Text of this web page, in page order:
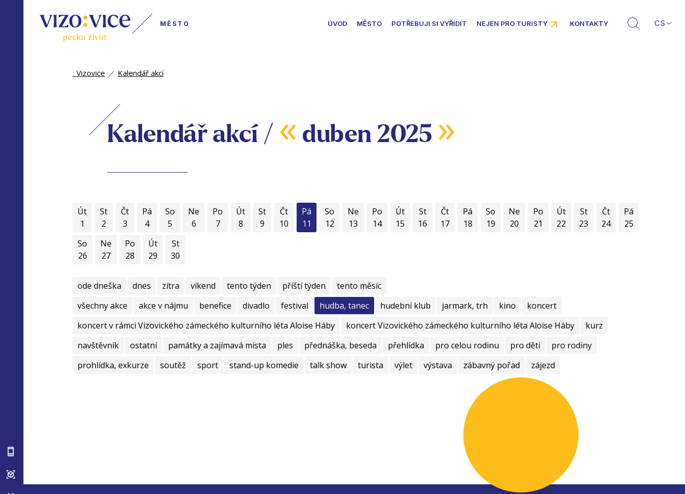
MĚSTO ÚVOD MĚSTO POTŘEBUJI SI VYŘÍDIT NEJEN PRO TURISTY KONTAKTY CS
: Vizovice Kalendář akcí
Kalendář akcí / « duben 2025 »
Út
1
St
2
Čt
3
Pá
4
So
5
Ne
6
Po
7
Út
8
St
9
Čt
10
Pá
11
So
12
Ne
13
Po
14
Út
15
St
16
Čt
17
Pá
18
So
19
Ne
20
Po
21
Út
22
St
23
Čt
24
Pá
25
So
26
Ne
27
Po
28
Út
29
St
30
ode dneška dnes zítra víkend tento týden příští týden
tento měsíc
všechny akce
akce v nájmu benefice divadlo festival hudba, tanec hudební klub jarmark, trh kino
koncert
koncert v rámci Vizovického zámeckého kulturního léta Aloise Háby
koncert Vizovického zámeckého kulturního léta Aloise Háby
kurz
navštěvník
ostatní památky a zajímavá místa ples přednáška, beseda přehlídka pro celou rodinu pro děti
pro rodiny
prohlídka, exkurze
soutěž sport stand-up komedie talk show turista výlet výstava zábavný pořad zájezd